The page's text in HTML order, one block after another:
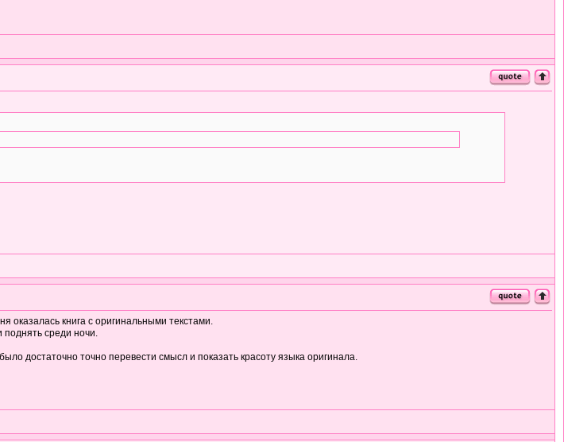
оказалась книга с оригинальными текстами.
поднять среди ночи.
достаточно точно перевести смысл и показать красоту языка оригинала.